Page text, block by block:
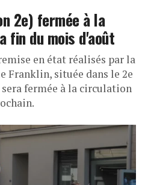
2e) fermée à la
fin du mois d'août
en état réalisés par la
Franklin, située dans le 2e
fermée à la circulation